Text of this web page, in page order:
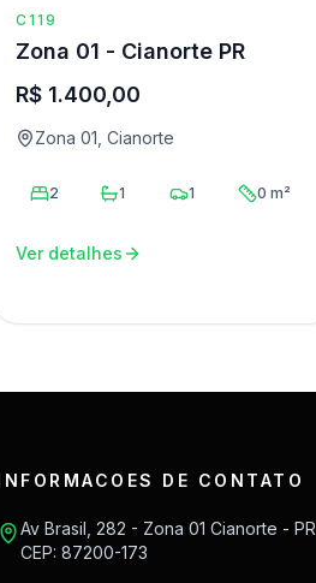
C119
Zona 01 - Cianorte PR
R$ 1.400,00
Zona 01, Cianorte
2 1 1 0 m²
Ver detalhes
DE CONTATO
Av Brasil, 282 - Zona 01 Cianorte - PR
CEP: 87200-173